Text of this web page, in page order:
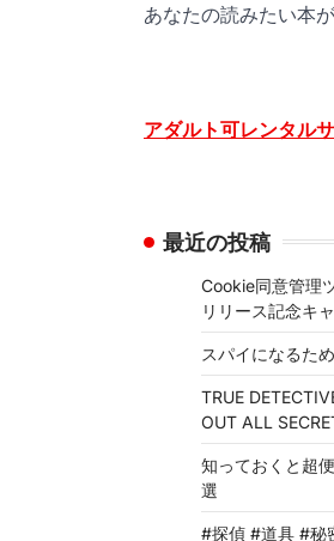
あなたの読みたい本
アダルト可レンタル
最近の投稿
Cookie同意管理
リリース記念キ
スパイになるた
TRUE
OUT ALL
知っておくと超
選
#探偵 #道具 #秘